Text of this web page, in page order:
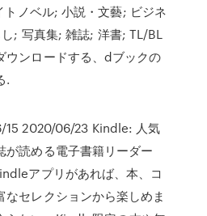
トノベル; 小説・文藝; ビジネ
; 写真集; 雑誌; 洋書; TL/BL
ウンロードする、dブックの
.
2020/06/23 Kindle: 人気
が読める電子書籍リーダー
アプリがあれば、本、コ
なセレクションから楽しめま